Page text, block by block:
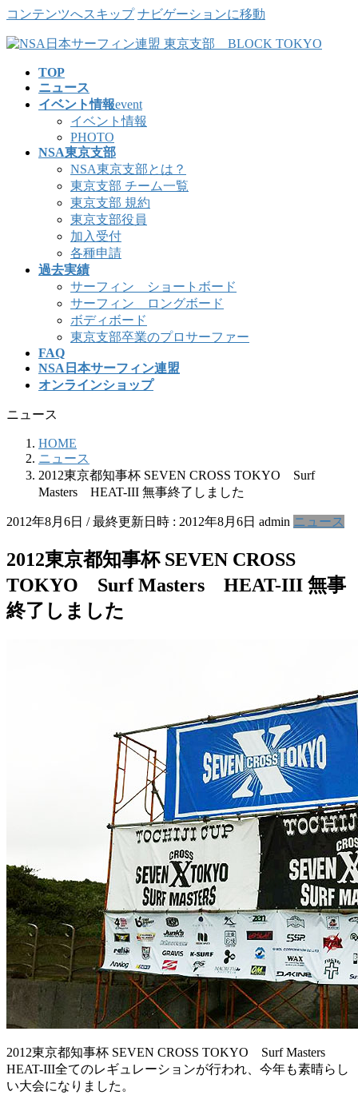
コンテンツへスキップ ナビゲーションに移動
TOP
ニュース
イベント情報event
イベント情報
PHOTO
NSA東京支部
NSA東京支部とは？
東京支部 チーム一覧
東京支部 規約
東京支部役員
加入受付
各種申請
過去実績
サーフィン ショートボード
サーフィン ロングボード
ボディボード
東京支部卒業のプロサーファー
FAQ
NSA日本サーフィン連盟
オンラインショップ
ニュース
HOME
ニュース
2012東京都知事杯 SEVEN CROSS TOKYO Surf
Masters HEAT-III 無事終了しました
2012年8月6日 / 最終更新日時 : 2012年8月6日 admin ニュース
2012東京都知事杯 SEVEN CROSS
TOKYO Surf Masters HEAT-III 無事
終了しました
2012東京都知事杯 SEVEN CROSS TOKYO Surf Masters
HEAT-III全てのレギュレーションが行われ、今年も素晴らし
い大会になりました。